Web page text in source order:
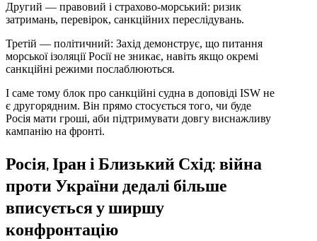
Другий — правовий і страхово-морський: ризик
затримань, перевірок, санкційних переслідувань.
Третій — політичний: Захід демонструє, що питання
морської ізоляції Росії не зникає, навіть якщо окремі
санкційні режими послаблюються.
І саме тому блок про санкційні судна в доповіді ISW не
є другорядним. Він прямо стосується того, чи буде
Росія мати гроші, аби підтримувати довгу виснажливу
кампанію на фронті.
Росія, Іран і Близький Схід: війна
проти України дедалі більше
вписується у ширшу
конфронтацію